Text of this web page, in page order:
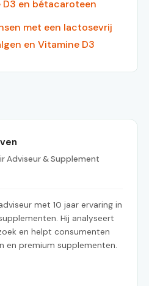
en bétacaroteen
met een lactosevrij
en Vitamine D3
Adviseur & Supplement
met 10 jaar ervaring in
Hij analyseert
en helpt consumenten
en premium supplementen.